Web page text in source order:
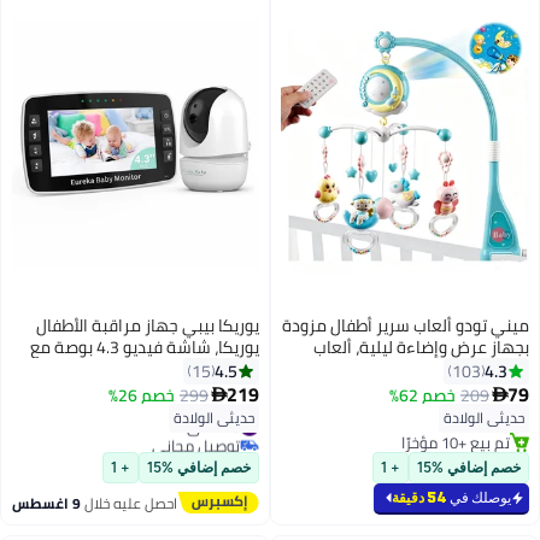
ميني تودو ألعاب سرير أطفال مزودة
بجهاز عرض وإضاءة ليلية، ألعاب
درجة، صندوق موسيقي متحرك
للأطفال الرضع مع خاصية التوقيت
4.3
103
79
209 خصم 62%
حديثي الولادة
تم بيع +10 مؤخرًا
تم بيع +10 مؤخرًا
خصم إضافي %15 + 1
يوصلك في 54 دقيقة
يوريكا بيبي جهاز مراقبة الأطفال
يوريكا، شاشة فيديو 4.3 بوصة مع
كاميرا، اتصال آمن بدون واي فاي،
رؤية ليلية، صوت ثنائي الاتجاه،
خاصية كشف البكاء، تنبيه درجة
الحرارة، تهويدات، مدى يصل إلى
300 متر
4.5
15
219
299 خصم 26%
حديثي الولادة
#20 في شاشات السلامة
توصيل مجاني
#20 في شاشات السلامة
خصم إضافي %15 + 1
احصل عليه خلال9 اغسطس